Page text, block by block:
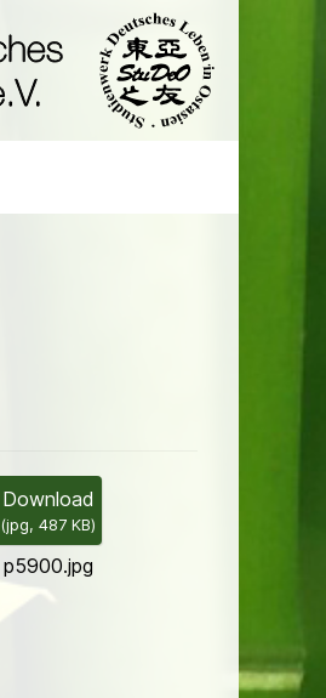
Download
(jpg,487 KB)
p5900.jpg